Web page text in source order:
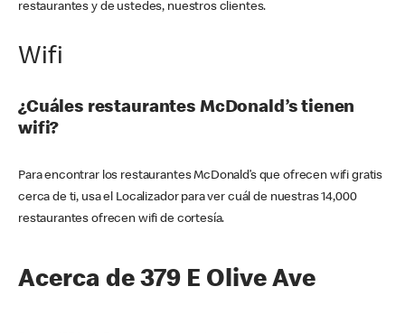
restaurantes y de ustedes, nuestros clientes.
Wifi
¿Cuáles restaurantes McDonald’s tienen
wifi?
Para encontrar los restaurantes McDonald’s que ofrecen wifi gratis
cerca de ti, usa el Localizador para ver cuál de nuestras 14,000
restaurantes ofrecen wifi de cortesía.
Acerca de 379 E Olive Ave